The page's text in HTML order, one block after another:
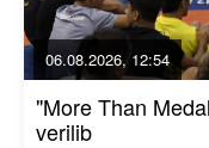
06.08.2026, 12:54
"More Than
verilib